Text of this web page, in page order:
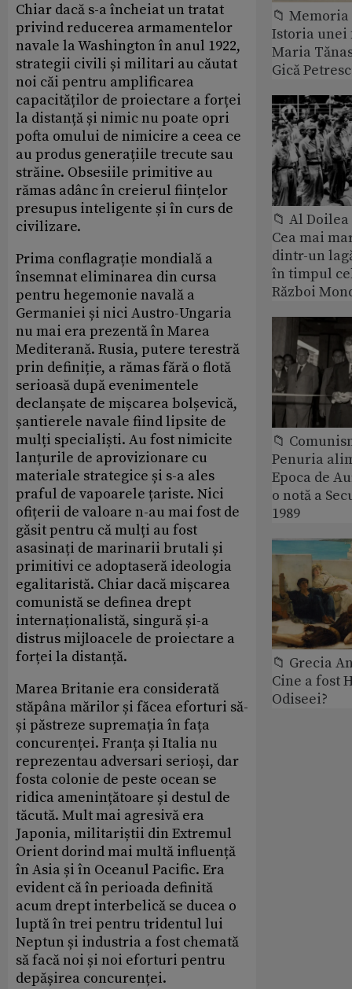
Chiar dacă s-a încheiat un tratat
privind reducerea armamentelor
navale la Washington în anul 1922,
strategii civili și militari au căutat
noi căi pentru amplificarea
capacităților de proiectare a forței
la distanță și nimic nu poate opri
pofta omului de nimicire a ceea ce
au produs generațiile trecute sau
străine. Obsesiile primitive au
rămas adânc în creierul ființelor
presupus inteligente și în curs de
civilizare.
Prima conflagrație mondială a
însemnat eliminarea din cursa
pentru hegemonie navală a
Germaniei și nici Austro-Ungaria
nu mai era prezentă în Marea
Mediterană. Rusia, putere terestră
prin definiție, a rămas fără o flotă
serioasă după evenimentele
declanșate de mișcarea bolșevică,
șantierele navale fiind lipsite de
mulți specialiști. Au fost nimicite
lanțurile de aprovizionare cu
materiale strategice și s-a ales
praful de vapoarele țariste. Nici
ofițerii de valoare n-au mai fost de
găsit pentru că mulți au fost
asasinați de marinarii brutali și
primitivi ce adoptaseră ideologia
egalitaristă. Chiar dacă mișcarea
comunistă se definea drept
internaționalistă, singură și-a
distrus mijloacele de proiectare a
forței la distanță.
Marea Britanie era considerată
stăpâna mărilor și făcea eforturi să-
și păstreze supremația în fața
concurenței. Franța și Italia nu
reprezentau adversari serioși, dar
fosta colonie de peste ocean se
ridica amenințătoare și destul de
tăcută. Mult mai agresivă era
Japonia, militariștii din Extremul
Orient dorind mai multă influență
în Asia și în Oceanul Pacific. Era
evident că în perioada definită
acum drept interbelică se ducea o
luptă în trei pentru tridentul lui
Neptun și industria a fost chemată
să facă noi și noi eforturi pentru
depășirea concurenței.
📁
Istoria
Maria
Gică
📁 Al
Cea mai
dintr-un
în timpul
Război
📁
Penuria
Epoca de
o notă a
1989
📁 Grecia
Cine a fost
Odiseei?